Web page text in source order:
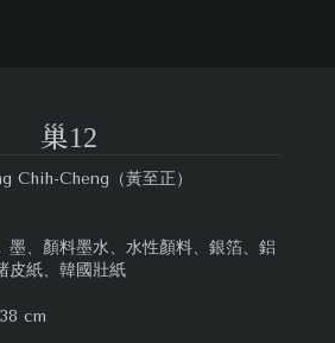
巢12
Chih-Cheng（黃至正）
墨、顏料墨水、水性顏料、銀箔、鋁
皮紙、韓國壯紙
cm